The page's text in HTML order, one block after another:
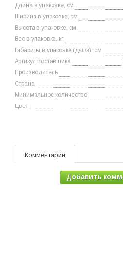
Длина в упаковке, см
Ширина в упаковке, см
Высота в упаковке, см
Вес в упаковке, кг
Габариты в упаковке (д/ш/в), см
Артикул поставщика
Производитель
Страна
Минимальное количество
Цвет
Комментарии
Добавить